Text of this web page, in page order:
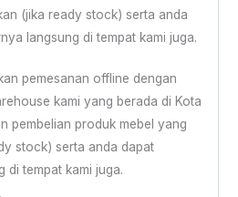
(jika ready stock) serta anda
langsung di tempat kami juga.
pemesanan offline dengan
kami yang berada di Kota
pembelian produk mebel yang
stock) serta anda dapat
di tempat kami juga.